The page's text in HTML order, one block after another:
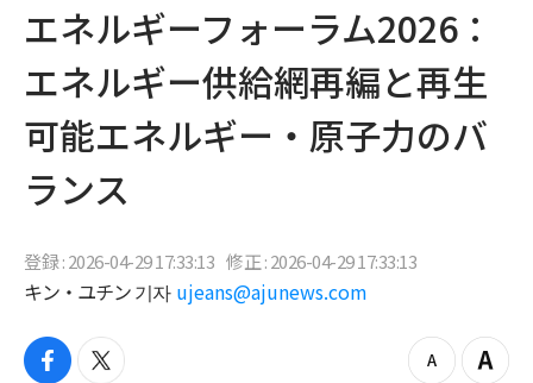
エネルギーフォーラム2026：
エネルギー供給網再編と再生
可能エネルギー・原子力のバ
ランス
登録 : 2026-04-29 17:33:13 修正 : 2026-04-29 17:33:13
キン・ユチン 기자 ujeans@ajunews.com
f
t
z
Z